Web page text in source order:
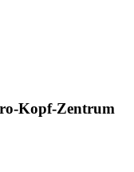
Kopf-Zentrum